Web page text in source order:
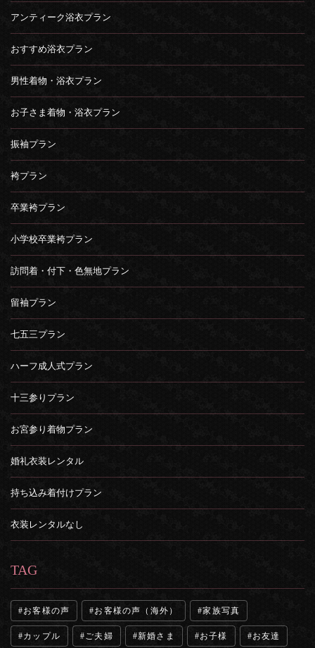
アンティーク浴衣プラン
おすすめ浴衣プラン
男性着物・浴衣プラン
お子さま着物・浴衣プラン
振袖プラン
袴プラン
卒業袴プラン
小学校卒業袴プラン
訪問着・付下・色無地プラン
留袖プラン
七五三プラン
ハーフ成人式プラン
十三参りプラン
お宮参り着物プラン
婚礼衣装レンタル
持ち込み着付けプラン
衣装レンタルなし
TAG
お客様の声 お客様の声（海外） 家族写真
カップル ご夫婦 新婚さま お子様 お友達